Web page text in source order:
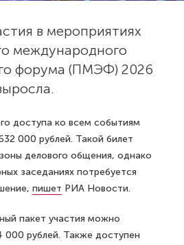
в мероприятиях
международного
форума (ПМЭФ) 2026
доступа ко всем событиям
000 рублей. Такой билет
делового общения, однако
заседаниях потребуется
пишет РИА Новости.
пакет участия можно
000 рублей. Также доступен